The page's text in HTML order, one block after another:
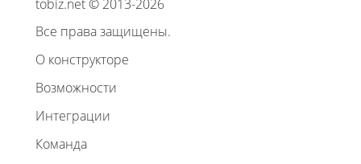
tobiz.net © 2013-2026
Все права защищены.
О конструкторе
Возможности
Интеграции
Команда